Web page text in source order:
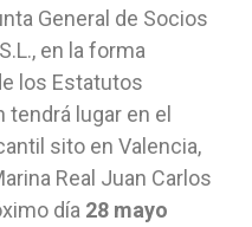
General de Socios
en la forma
los Estatutos
lugar en el
sito en Valencia,
Real Juan Carlos
día 28 mayo